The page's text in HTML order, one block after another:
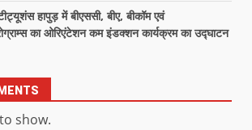
हापुड़ में बीएससी, बीए, बीकॉम एवं
का ओरिएंटेशन कम इंडक्शन कार्यक्रम का उद्घाटन
show.